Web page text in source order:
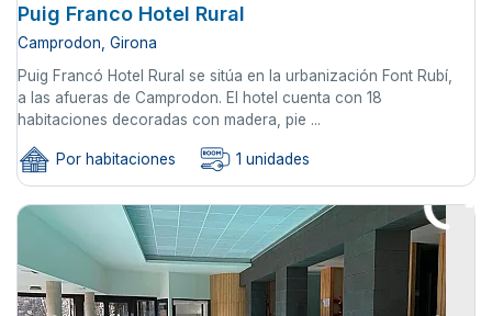
Puig Franco Hotel Rural
Camprodon, Girona
Puig Francó Hotel Rural se sitúa en la urbanización Font Rubí,
a las afueras de Camprodon. El hotel cuenta con 18
habitaciones decoradas con madera, pie ...
Por habitaciones 1 unidades